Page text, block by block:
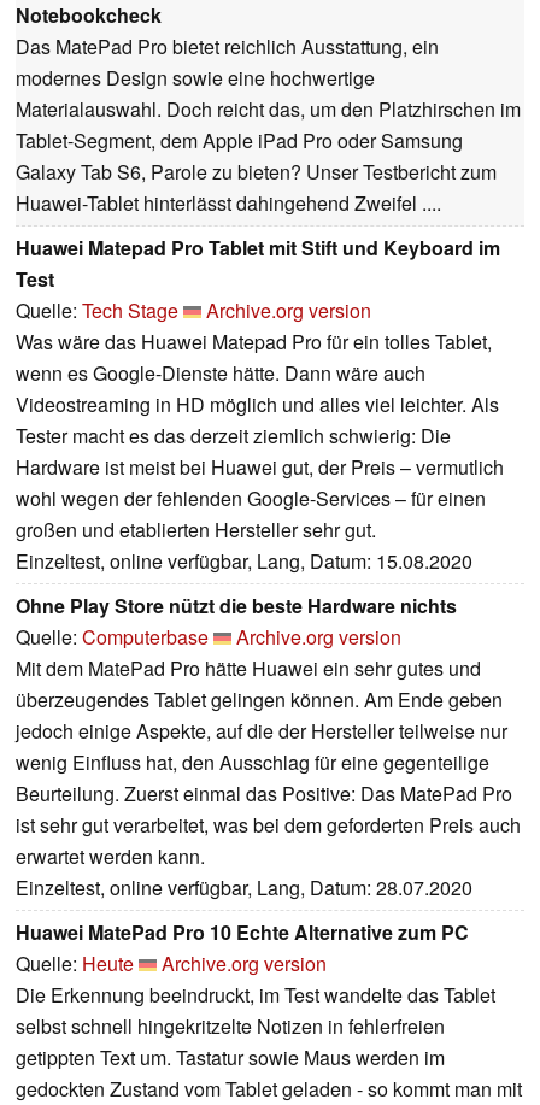
Notebookcheck
Das MatePad Pro bietet reichlich Ausstattung, ein
modernes Design sowie eine hochwertige
Materialauswahl. Doch reicht das, um den Platzhirschen im
Tablet-Segment, dem Apple iPad Pro oder Samsung
Galaxy Tab S6, Parole zu bieten? Unser Testbericht zum
Huawei-Tablet hinterlässt dahingehend Zweifel ....
Huawei Matepad Pro Tablet mit Stift und Keyboard im
Test
Quelle: Tech Stage
Archive.org version
Was wäre das Huawei Matepad Pro für ein tolles Tablet,
wenn es Google-Dienste hätte. Dann wäre auch
Videostreaming in HD möglich und alles viel leichter. Als
Tester macht es das derzeit ziemlich schwierig: Die
Hardware ist meist bei Huawei gut, der Preis – vermutlich
wohl wegen der fehlenden Google-Services – für einen
großen und etablierten Hersteller sehr gut.
Einzeltest, online verfügbar, Lang, Datum: 15.08.2020
Ohne Play Store nützt die beste Hardware nichts
Quelle: Computerbase
Archive.org version
Mit dem MatePad Pro hätte Huawei ein sehr gutes und
überzeugendes Tablet gelingen können. Am Ende geben
jedoch einige Aspekte, auf die der Hersteller teilweise nur
wenig Einfluss hat, den Ausschlag für eine gegenteilige
Beurteilung. Zuerst einmal das Positive: Das MatePad Pro
ist sehr gut verarbeitet, was bei dem geforderten Preis auch
erwartet werden kann.
Einzeltest, online verfügbar, Lang, Datum: 28.07.2020
Huawei MatePad Pro 10 Echte Alternative zum PC
Quelle: Heute
Archive.org version
Die Erkennung beeindruckt, im Test wandelte das Tablet
selbst schnell hingekritzelte Notizen in fehlerfreien
getippten Text um. Tastatur sowie Maus werden im
gedockten Zustand vom Tablet geladen - so kommt man mit